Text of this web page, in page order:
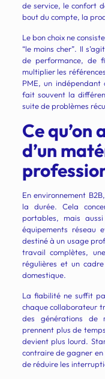
de service, le confort
bout du compte, la
Le bon choix ne
“le moins cher”. Il
de performance, de
multiplier les
PME, un
fait souvent la
suite de problèmes
Ce
d’un
En environnement
la durée. Cela
portables, mais
équipements réseau
destiné à un usage
travail complètes,
régulières et un
domestique.
La fiabilité ne suffit
chaque collaborateur
des générations de
prennent plus de
devient plus lourd.
contraire de gagner en
de réduire les